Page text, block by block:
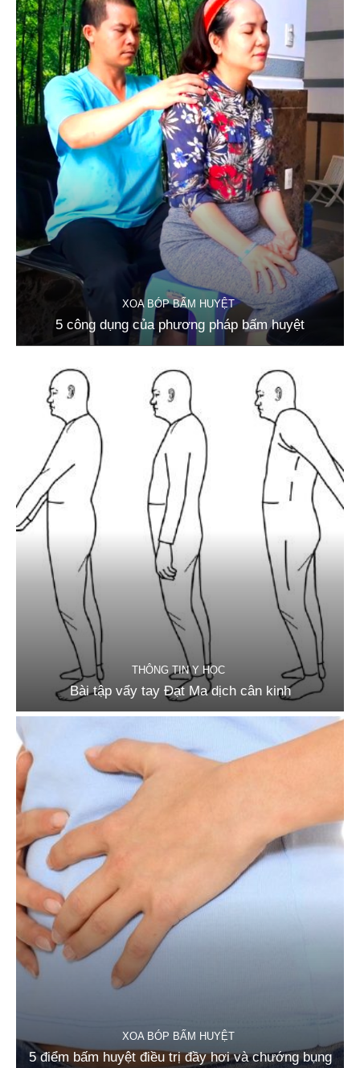
XOA BÓP BẤM HUYỆT
5 công dụng của phương pháp bấm huyệt
THÔNG TIN Y HỌC
Bài tập vẩy tay Đạt Ma dịch cân kinh
XOA BÓP BẤM HUYỆT
5 điểm bấm huyệt điều trị đầy hơi và chướng bụng